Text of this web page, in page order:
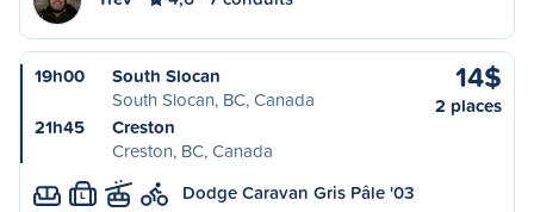
19h00
South Slocan
South Slocan, BC, Canada
21h45
Creston
Creston, BC, Canada
14$
2 places
L Dodge Caravan Gris Pâle '03